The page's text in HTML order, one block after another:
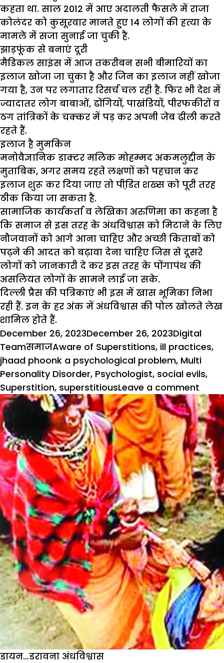
कहता था. साल 2012 में आए अदालती फैसले में राजा
कोलंदर को कुसूरवार मानते हुए 14 लोगों की हत्या के
मामले में सजा सुनाई जा चुकी है.
झाड़फूंक से बनाएं दूरी
मैडिकल साइंस में आज तकरीबन सभी बीमारियों का
इलाज खोजा जा चुका है और जिन का इलाज नहीं खोजा
गया है, उन पर लगातार रिसर्च चल रही है. फिर भी देश में
ज्यादातर लोग बाबाओं, ढोंगियों, पाखंडियों, पीरफकीरों व
ठग तांत्रिकों के चक्कर में पड़ कर अपनी जेब ढीली करते
रहते हैं.
इलाज है मुमकिन
मनोवैज्ञानिक डाक्टर मलिक मोहम्मद अकमलुद्दीन के
मुताबिक, अगर समय रहते लक्षणों को पहचान कर
इलाज शुरू कर दिया जाए तो पीडि़त शख्स को पूरी तरह
ठीक किया जा सकता है.
सामाजिक कार्यकर्ता व लेखिका अरुणिमा का कहना है
कि समाज से इस तरह के अंधविश्वास को मिटाने के लिए
नौजवानों को आगे आना चाहिए और अच्छी किताबों को
पढ़ने की आदत को बढ़ावा देना चाहिए जिस से दूसरे
लोगों को जानकारी दे कर इस तरह के पोंगापंथ की
असलियत लोगों के सामने लाई जा सके.
दिल्ली प्रैस की पत्रिकाएं भी इस में खास भूमिका निभा
रही हैं. इन के हर अंक में अंधविश्वास की पोल खोलते लेख
शामिल होते हैं.
Posted
on
December 26, 2023December 26, 2023Author
Digital
TeamCategories
समाजTags
Aware of Superstitions, ill practices,
jhaad phoonk a psychological problem, Multi
Personality Disorder, Psychologist, social evils,
Superstition, superstitiousLeave a comment
के
से
बचें
डायन…डरावना अंधविश्वास